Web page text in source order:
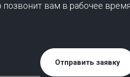
вам в рабочее время
Отправить заявку